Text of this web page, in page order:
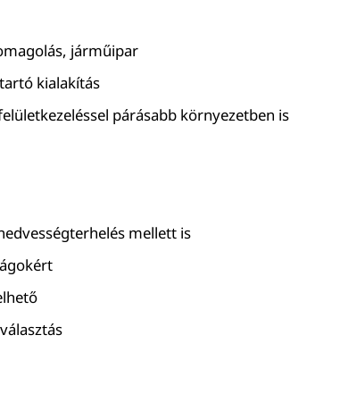
járműipar
kialakítás
párásabb környezetben is
mellett is